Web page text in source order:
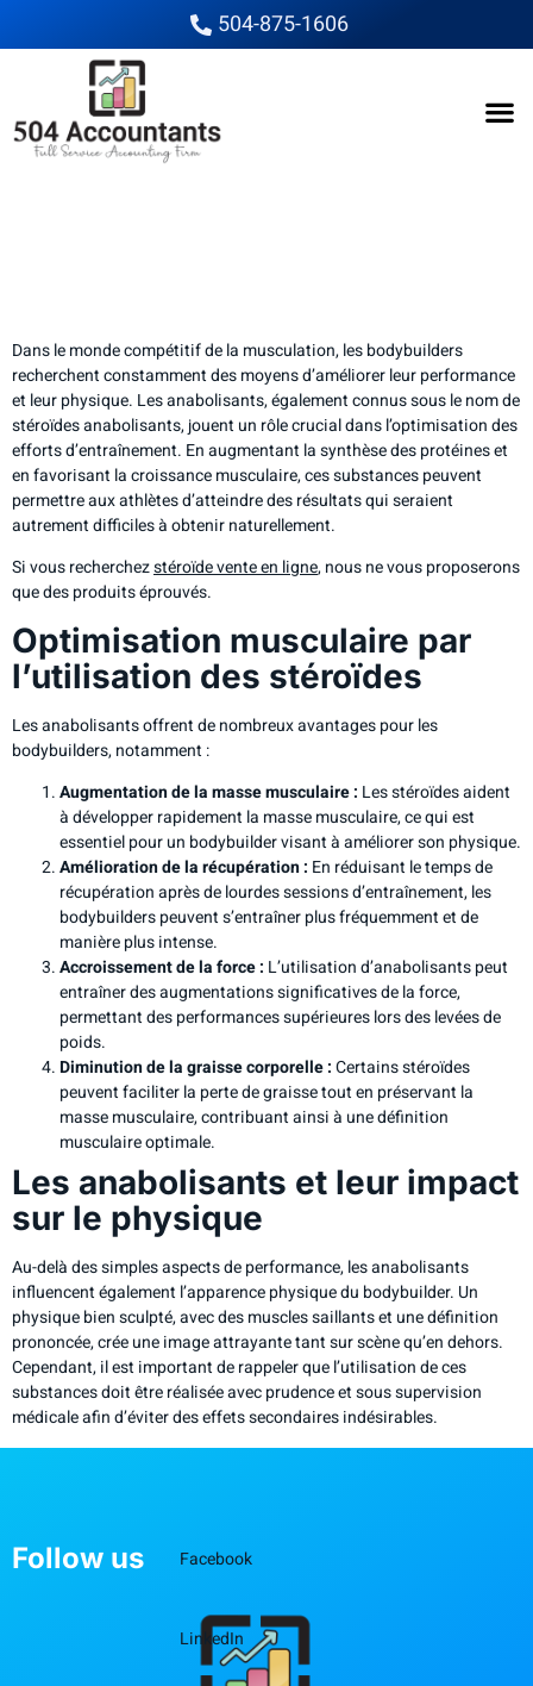
504-875-1606
Dans le monde compétitif de la musculation, les bodybuilders
recherchent constamment des moyens d’améliorer leur performance
et leur physique. Les anabolisants, également connus sous le nom de
stéroïdes anabolisants, jouent un rôle crucial dans l’optimisation des
efforts d’entraînement. En augmentant la synthèse des protéines et
en favorisant la croissance musculaire, ces substances peuvent
permettre aux athlètes d’atteindre des résultats qui seraient
autrement difficiles à obtenir naturellement.
Si vous recherchezstéroïde vente en ligne, nous ne vous proposerons
que des produits éprouvés.
Optimisation musculaire par
l’utilisation des stéroïdes
Les anabolisants offrent de nombreux avantages pour les
bodybuilders, notamment :
Augmentation de la masse musculaire : Les stéroïdes aident
à développer rapidement la masse musculaire, ce qui est
essentiel pour un bodybuilder visant à améliorer son physique.
Amélioration de la récupération : En réduisant le temps de
récupération après de lourdes sessions d’entraînement, les
bodybuilders peuvent s’entraîner plus fréquemment et de
manière plus intense.
Accroissement de la force : L’utilisation d’anabolisants peut
entraîner des augmentations significatives de la force,
permettant des performances supérieures lors des levées de
poids.
Diminution de la graisse corporelle :Certains stéroïdes
peuvent faciliter la perte de graisse tout en préservant la
masse musculaire, contribuant ainsi à une définition
musculaire optimale.
Les anabolisants et leur impact
sur le physique
Au-delà des simples aspects de performance, les anabolisants
influencent également l’apparence physique du bodybuilder. Un
physique bien sculpté, avec des muscles saillants et une définition
prononcée, crée une image attrayante tant sur scène qu’en dehors.
Cependant, il est important de rappeler que l’utilisation de ces
substances doit être réalisée avec prudence et sous supervision
médicale afin d’éviter des effets secondaires indésirables.
Follow us Facebook
LinkedIn